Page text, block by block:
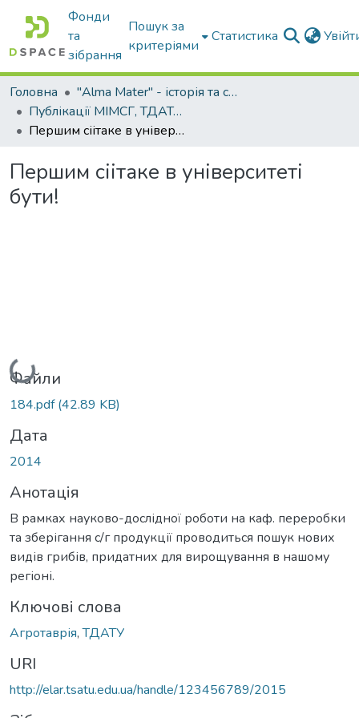
Фонди
та
зібрання
Пошук за
критеріями
Статистика
Головна
"Alma Mater" - історія та сьогодення Університету
Публікації МІМСГ, ТДАТА, ТДАТУ
Першим сіітаке в університеті бути!
Першим сіітаке в університеті
бути!
Вантажиться...
Файли
184.pdf(42.89 KB)
Дата
2014
Анотація
В рамках науково-дослідної роботи на каф. переробки
та зберігання с/г продукції проводиться пошук нових
видів грибів, придатних для вирощування в нашому
регіоні.
Ключові слова
Агротаврія,ТДАТУ
URI
http://elar.tsatu.edu.ua/handle/123456789/2015